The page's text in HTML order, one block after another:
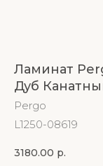
Ламинат
Дуб
Pergo
L1250-08619
3180.00 р.